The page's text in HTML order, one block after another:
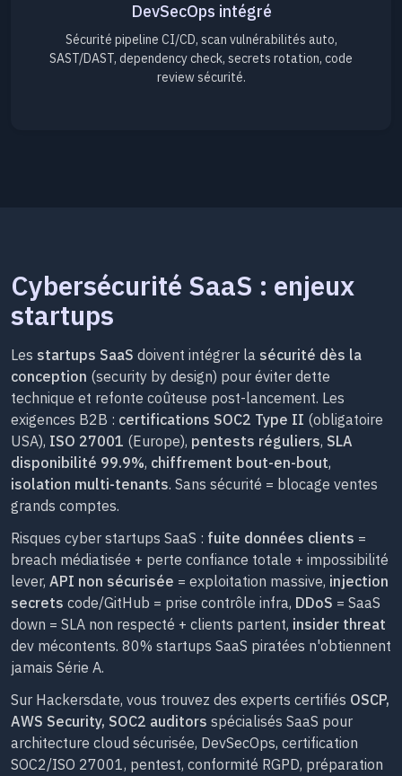
DevSecOps intégré
Sécurité pipeline CI/CD, scan vulnérabilités auto,
SAST/DAST, dependency check, secrets rotation, code
review sécurité.
Cybersécurité SaaS : enjeux
startups
Les startups SaaS doivent intégrer la sécurité dès la
conception (security by design) pour éviter dette
technique et refonte coûteuse post-lancement. Les
exigences B2B : certifications SOC2 Type II (obligatoire
USA), ISO 27001 (Europe), pentests réguliers, SLA
disponibilité 99.9%, chiffrement bout-en-bout,
isolation multi-tenants. Sans sécurité = blocage ventes
grands comptes.
Risques cyber startups SaaS : fuite données clients =
breach médiatisée + perte confiance totale + impossibilité
lever, API non sécurisée = exploitation massive, injection
secrets code/GitHub = prise contrôle infra, DDoS = SaaS
down = SLA non respecté + clients partent, insider threat
dev mécontents. 80% startups SaaS piratées n'obtiennent
jamais Série A.
Sur Hackersdate, vous trouvez des experts certifiés OSCP,
AWS Security, SOC2 auditors spécialisés SaaS pour
architecture cloud sécurisée, DevSecOps, certification
SOC2/ISO 27001, pentest, conformité RGPD, préparation